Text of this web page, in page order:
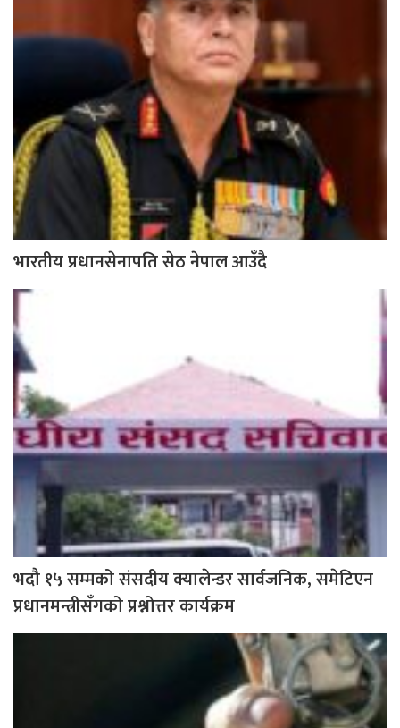
भारतीय प्रधानसेनापति सेठ नेपाल आउँदै
भदौ १५ सम्मको संसदीय क्यालेन्डर सार्वजनिक, समेटिएन
प्रधानमन्त्रीसँगको प्रश्नोत्तर कार्यक्रम